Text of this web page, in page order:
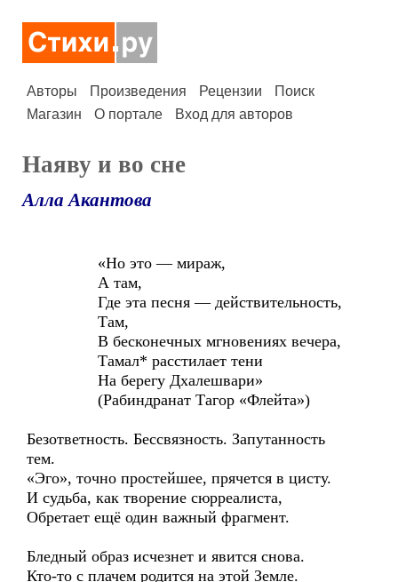
Авторы Произведения Рецензии
Поиск
Магазин
О портале Вход для авторов
Наяву и во сне
Алла Акантова
«Но это — мираж,
А там,
Где эта песня — действительность,
Там,
В бесконечных мгновениях вечера,
Тамал* расстилает тени
На берегу Дхалешвари»
(Рабиндранат Тагор «Флейта»)
Безответность. Бессвязность. Запутанность
тем.
«Эго», точно простейшее, прячется в цисту.
И судьба, как творение сюрреалиста,
Обретает ещё один важный фрагмент.
Бледный образ исчезнет и явится снова.
Кто-то с плачем родится на этой Земле.